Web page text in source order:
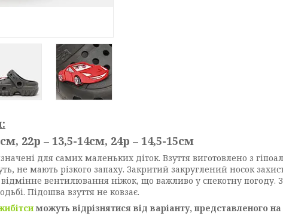
22р – 13,5-14см, 24р – 14,5-15см
для самих маленьких діток. Взуття виготовлено з
не мають різкого запаху. Закритий закруглений носок
вентилювання ніжок, що важливо у спекотну погоду.
Підошва взуття не ковзає.
можуть відрізнятися від варіанту, представленого